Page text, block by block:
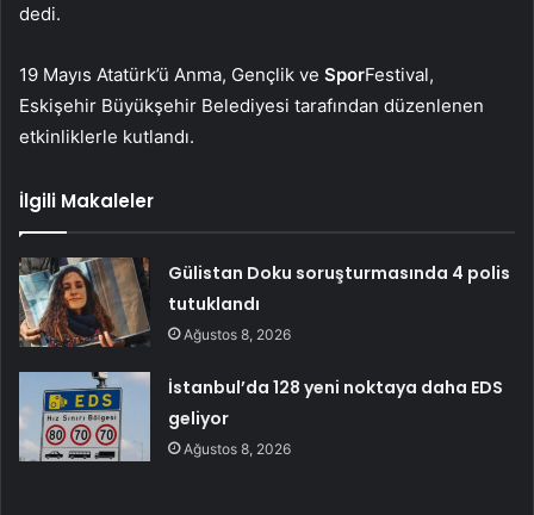
dedi.
19 Mayıs Atatürk’ü Anma, Gençlik ve SporFestival,
Eskişehir Büyükşehir Belediyesi tarafından düzenlenen
etkinliklerle kutlandı.
İlgili Makaleler
Gülistan Doku soruşturmasında 4 polis
tutuklandı
Ağustos 8, 2026
İstanbul’da 128 yeni noktaya daha EDS
geliyor
Ağustos 8, 2026